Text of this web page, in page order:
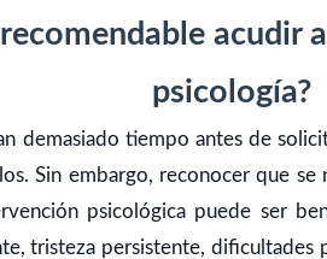
acudir
psicología?
demasiado tiempo antes de
Sin embargo, reconocer que
psicológica puede ser
tristeza persistente,